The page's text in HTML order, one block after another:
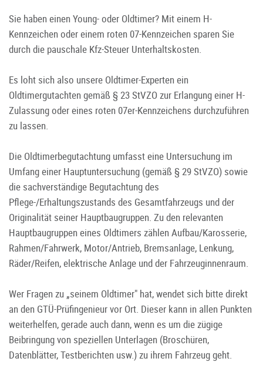
Sie haben einen Young- oder Oldtimer? Mit einem H-
Kennzeichen oder einem roten 07-Kennzeichen sparen Sie
durch die pauschale Kfz-Steuer Unterhaltskosten.
Es loht sich also unsere Oldtimer-Experten ein
Oldtimergutachten gemäß § 23 StVZO zur Erlangung einer H-
Zulassung oder eines roten 07er-Kennzeichens durchzuführen
zu lassen.
Die Oldtimerbegutachtung umfasst eine Untersuchung im
Umfang einer Hauptuntersuchung (gemäß § 29 StVZO) sowie
die sachverständige Begutachtung des
Pflege-/Erhaltungszustands des Gesamtfahrzeugs und der
Originalität seiner Hauptbaugruppen. Zu den relevanten
Hauptbaugruppen eines Oldtimers zählen Aufbau/Karosserie,
Rahmen/Fahrwerk, Motor/Antrieb, Bremsanlage, Lenkung,
Räder/Reifen, elektrische Anlage und der Fahrzeuginnenraum.
Wer Fragen zu „seinem Oldtimer" hat, wendet sich bitte direkt
an den GTÜ-Prüfingenieur vor Ort. Dieser kann in allen Punkten
weiterhelfen, gerade auch dann, wenn es um die zügige
Beibringung von speziellen Unterlagen (Broschüren,
Datenblätter, Testberichten usw.) zu ihrem Fahrzeug geht.